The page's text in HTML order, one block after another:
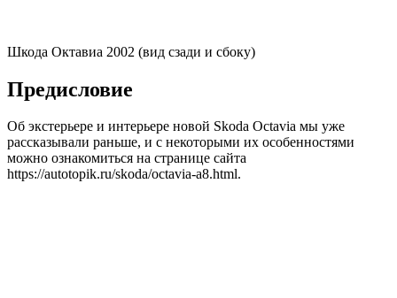
Шкода Октавиа 2002 (вид сзади и сбоку)
Предисловие
Об экстерьере и интерьере новой Skoda Octavia мы уже
рассказывали раньше, и с некоторыми их особенностями
можно ознакомиться на странице сайта
https://autotopik.ru/skoda/octavia-a8.html.